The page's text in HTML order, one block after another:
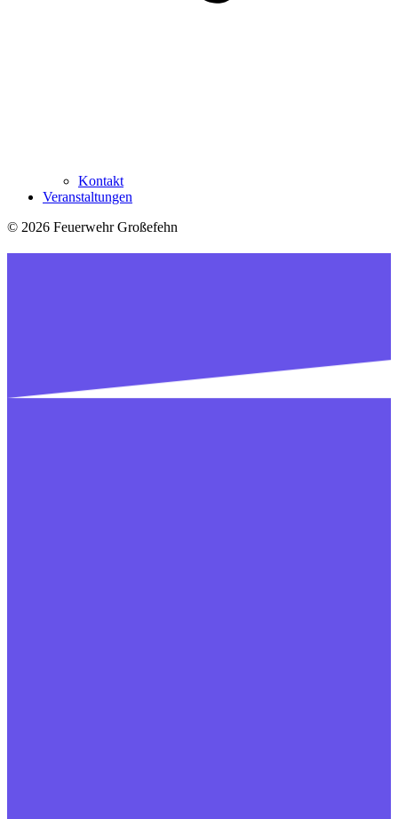
Kontakt
Veranstaltungen
© 2026 Feuerwehr Großefehn